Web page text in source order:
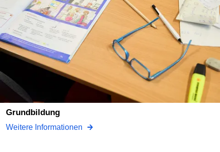
Grundbildung
Weitere Informationen